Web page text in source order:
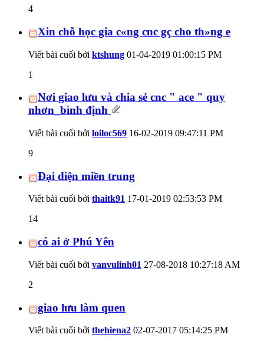
4
Xin chỗ học gia c«ng cnc gç cho th»ng e
Viết bài cuối bởi ktshung 01-04-2019 01:00:15 PM
1
Nơi giao lưu và chia sẻ cnc " ace " quy
nhơn_bình định
Viết bài cuối bởi loiloc569 16-02-2019 09:47:11 PM
9
Đại diện miền trung
Viết bài cuối bởi thaitk91 17-01-2019 02:53:53 PM
14
có ai ở Phú Yên
Viết bài cuối bởi vanvulinh01 27-08-2018 10:27:18 AM
2
giao lưu làm quen
Viết bài cuối bởi thehiena2 02-07-2017 05:14:25 PM